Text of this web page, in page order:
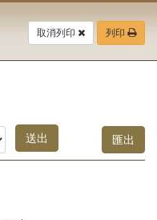
取消列印 列印